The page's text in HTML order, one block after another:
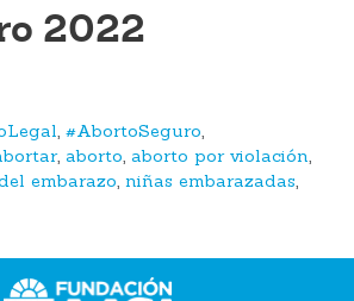
2022
, #AbortoSeguro,
, aborto, aborto por violación,
embarazo, niñas embarazadas,